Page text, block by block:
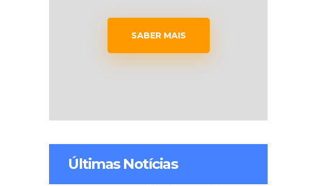
SABER MAIS
Últimas Notícias